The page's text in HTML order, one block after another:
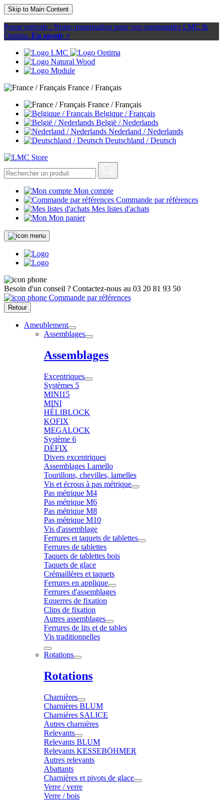
Skip to Main Content
Pause estivale : Notre organisation pour vos commandes LMC &
Optima. En savoir +
France / Français
France / Français
Belgique / Français
België / Nederlands
Nederland / Nederlands
Deutschland / Deutsch
Mon compte
Commande par références
Mes listes d'achats
Mon panier
Besoin d'un conseil ? Contactez-nous au 03 20 81 93 50
Commande par références
Retour
Ameublement
Assemblages
Assemblages
Excentriques
Systèmes 5
MINI15
MINI
HÉLIBLOCK
KOFIX
MEGALOCK
Système 6
DÉFIX
Divers excentriques
Assemblages Lamello
Tourillons, chevilles, lamelles
Vis et écrous à pas métrique
Pas métrique M4
Pas métrique M6
Pas métrique M8
Pas métrique M10
Vis d'assemblage
Ferrures et taquets de tablettes
Ferrures de tablettes
Taquets de tablettes bois
Taquets de glace
Crémaillères et taquets
Ferrures en applique
Ferrures d'assemblages
Equerres de fixation
Clips de fixation
Autres assemblages
Ferrures de lits et de tables
Vis traditionnelles
Rotations
Rotations
Charnières
Charnières BLUM
Charnières SALICE
Autres charnières
Relevants
Relevants BLUM
Relevants KESSEBÖHMER
Autres relevants
Abattants
Charnières et pivots de glace
Verre / verre
Verre / bois